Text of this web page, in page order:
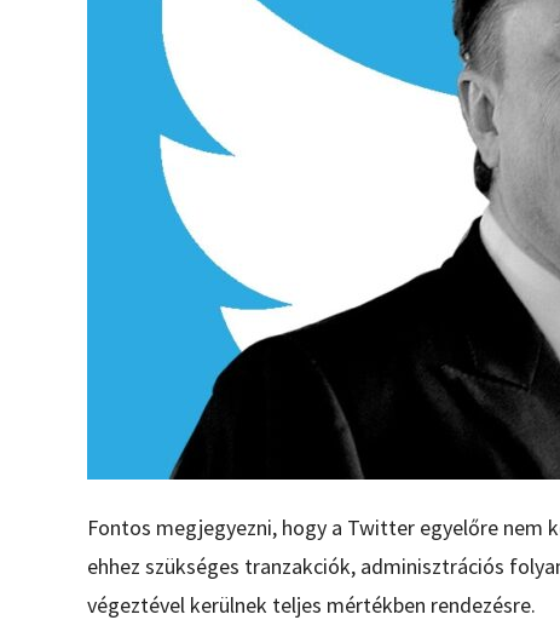
Fontos megjegyezni, hogy a Twitter egyelőre nem
ehhez szükséges tranzakciók, adminisztrációs
végeztével kerülnek teljes mértékben rendezésre.